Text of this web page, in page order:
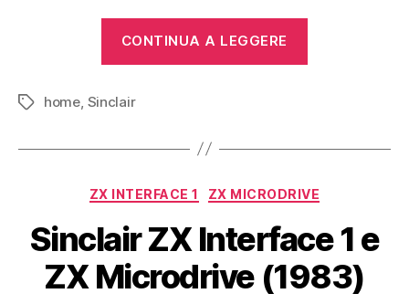
CONTINUA A LEGGERE
Tag home Sinclair
Categorie
ZX INTERFACE 1 ZX MICRODRIVE
Sinclair ZX Interface 1 e
ZX Microdrive (1983)